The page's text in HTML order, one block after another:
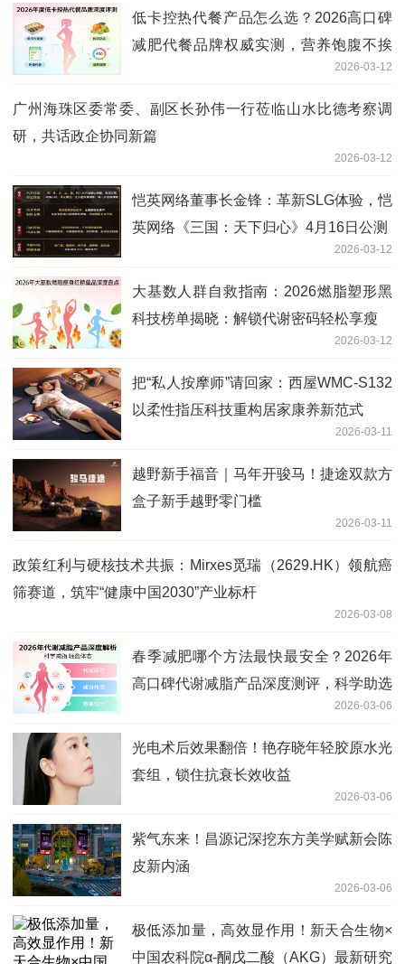
低卡控热代餐产品怎么选？2026高口碑
减肥代餐品牌权威实测，营养饱腹不挨
2026-03-12
广州海珠区委常委、副区长孙伟一行莅临山水比德考察调
研，共话政企协同新篇
2026-03-12
恺英网络董事长金锋：革新SLG体验，恺
英网络《三国：天下归心》4月16日公测
2026-03-12
大基数人群自救指南：2026燃脂塑形黑
科技榜单揭晓：解锁代谢密码轻松享瘦
2026-03-12
把“私人按摩师”请回家：西屋WMC-S132
以柔性指压科技重构居家康养新范式
2026-03-11
越野新手福音｜马年开骏马！捷途双款方
盒子新手越野零门槛
2026-03-11
政策红利与硬核技术共振：Mirxes觅瑞（2629.HK）领航癌
筛赛道，筑牢“健康中国2030”产业标杆
2026-03-08
春季减肥哪个方法最快最安全？2026年
高口碑代谢减脂产品深度测评，科学助选
2026-03-06
光电术后效果翻倍！艳存晓年轻胶原水光
套组，锁住抗衰长效收益
2026-03-06
紫气东来！昌源记深挖东方美学赋新会陈
皮新内涵
2026-03-06
极低添加量，高效显作用！新天合生物×
中国农科院α-酮戊二酸（AKG）最新研究